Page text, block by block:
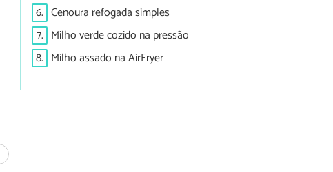
6. Cenoura refogada simples
7. Milho verde cozido na pressão
8. Milho assado na AirFryer